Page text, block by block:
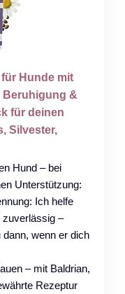
Hunde mit
Beruhigung &
für deinen
Silvester,
Hund – bei
Unterstützung:
Ich helfe
zuverlässig –
wenn er dich
– mit Baldrian,
Rezeptur